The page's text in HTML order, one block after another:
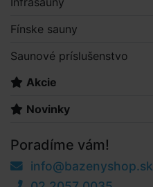
Fínske sauny
Saunové príslušenstvo
Akcie
Novinky
Poradíme vám!
info@bazenyshop.sk